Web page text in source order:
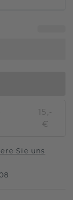
15,-
€
Sie uns